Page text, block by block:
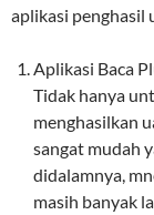
aplikasi penghasil
Aplikasi Baca
Tidak hanya
menghasilkan
sangat mudah
didalamnya,
masih banyak